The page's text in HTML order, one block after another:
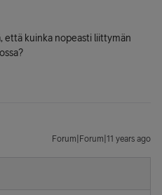
että kuinka nopeasti liittymän
Forum|Forum|11 years ago